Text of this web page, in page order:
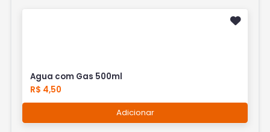
Agua com Gas 500ml
R$ 4,50
Adicionar